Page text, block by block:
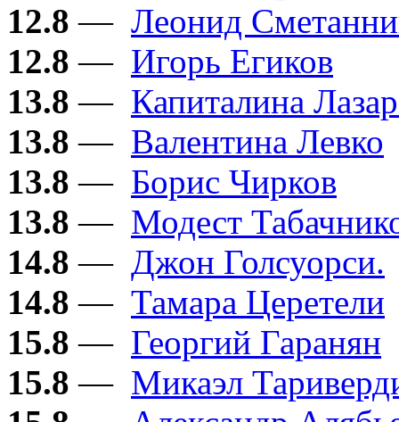
12.8 — Леонид
12.8 — Игорь Егиков
13.8 — Капиталина
13.8 — Валентина Левко
13.8 — Борис Чирков
13.8 — Модест
14.8 — Джон Голсуорси.
14.8 — Тамара Церетели
15.8 — Георгий Гаранян
15.8 — Микаэл